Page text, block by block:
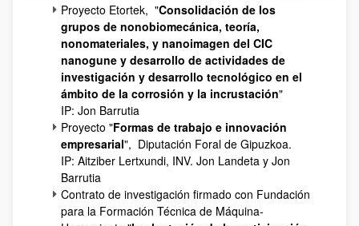
Proyecto Etortek, "Consolidación de los
grupos de nonobiomecánica, teoría,
nonomateriales, y nanoimagen del CIC
nanogune y desarrollo de actividades de
investigación y desarrollo tecnológico en el
ámbito de la corrosión y la incrustación"
IP: Jon Barrutia
Proyecto "Formas de trabajo e innovación
empresarial", Diputación Foral de Gipuzkoa.
IP: Aitziber Lertxundi, INV. Jon Landeta y Jon
Barrutia
Contrato de investigación firmado con Fundación
para la Formación Técnica de Máquina-